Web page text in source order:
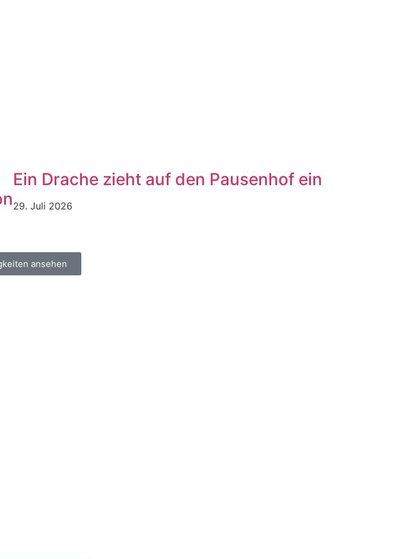
Ein Drache zieht auf den Pausenhof ein
29. Juli 2026
ansehen